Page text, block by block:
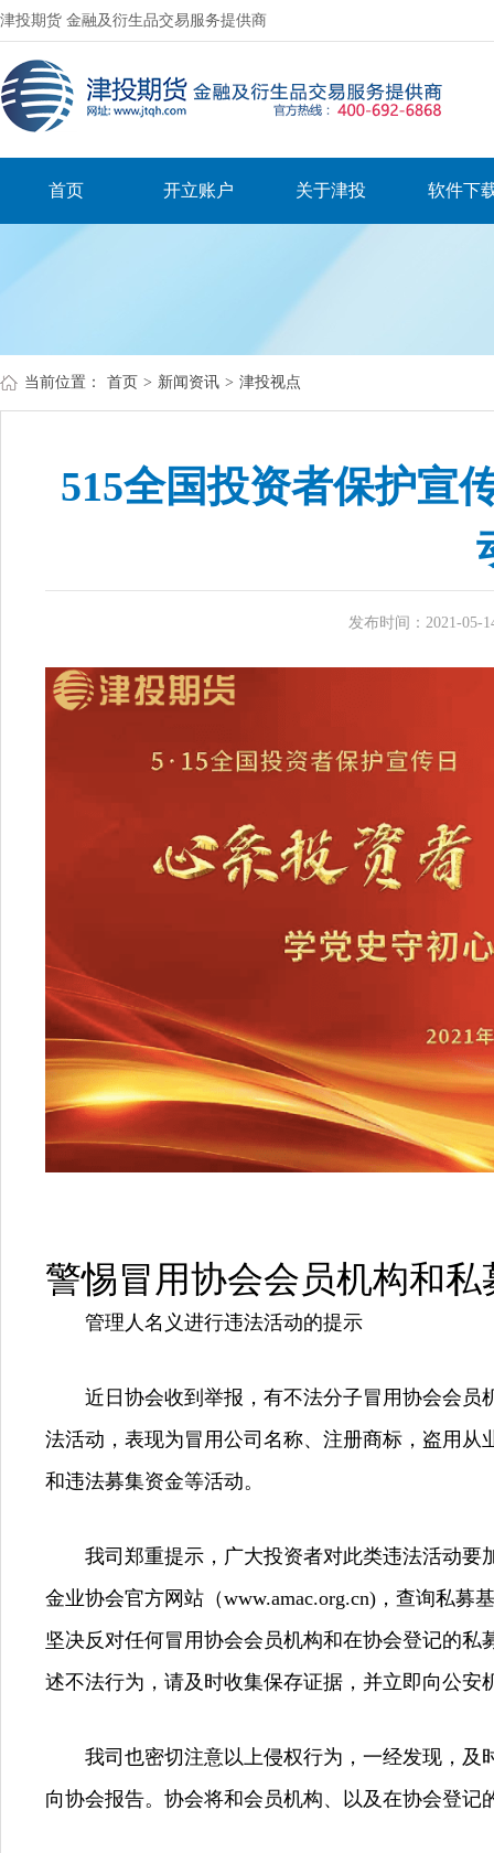
津投期货 金融及衍生品交易服务提供商
首页 开立账户 关于津投 软件下
当前位置： 首页 > 新闻资讯 > 津投视点
515全国投资者保护宣
发布时间：2021-05-
警惕冒用协会会员机构和私
管理人名义进行违法活动的提示
近日协会收到举报，有不法分子冒用协会会
法活动，表现为冒用公司名称、注册商标，盗用
和违法募集资金等活动。
我司郑重提示，广大投资者对此类违法活动
金业协会官方网站（www.amac.org.cn)，查询私
坚决反对任何冒用协会会员机构和在协会登记的
述不法行为，请及时收集保存证据，并立即向公安
我司也密切注意以上侵权行为，一经发现，
向协会报告。协会将和会员机构、以及在协会登